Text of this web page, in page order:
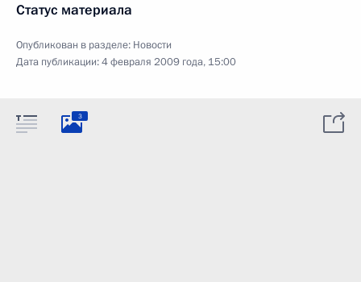
Статус материала
Опубликован в разделе: Новости
Дата публикации:4 февраля 2009 года, 15:00
3